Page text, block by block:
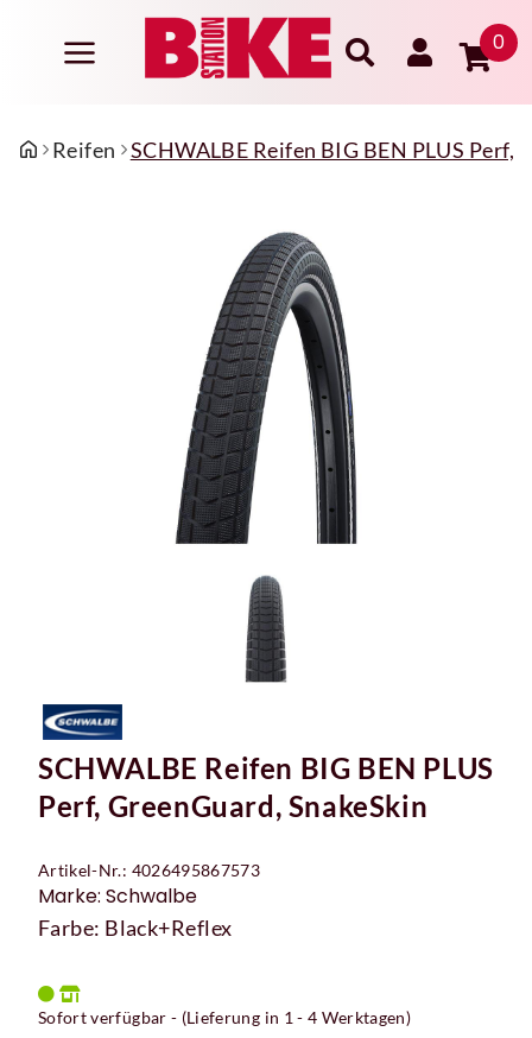
0
Reifen SCHWALBE Reifen BIG BEN PLUS Perf,
SCHWALBE Reifen BIG BEN PLUS
Perf, GreenGuard, SnakeSkin
Artikel-Nr.: 4026495867573
Marke: Schwalbe
Farbe: Black+Reflex
Sofort verfügbar - (Lieferung in 1 - 4 Werktagen)